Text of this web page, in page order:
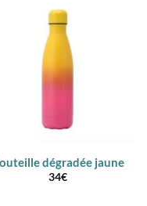
dégradée jaune
34€